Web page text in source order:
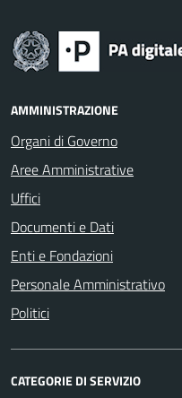
AMMINISTRAZIONE
Organi di Governo
Aree Amministrative
Uffici
Documenti e Dati
Enti e Fondazioni
Personale Amministrativo
Politici
CATEGORIE DI SERVIZIO